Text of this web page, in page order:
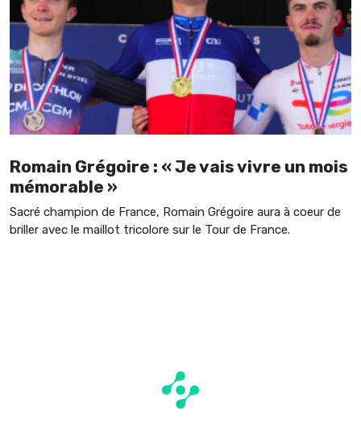
Romain Grégoire : « Je vais vivre un mois
mémorable »
Sacré champion de France, Romain Grégoire aura à coeur de
briller avec le maillot tricolore sur le Tour de France.